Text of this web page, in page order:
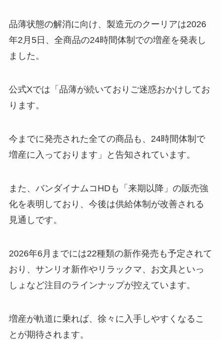
品薄状態の解消に向け、製造元のクーリアは2026
年2月5日、全商品の24時間体制での増産を発表し
ました。
公式Xでは「品薄が続いておりご迷惑おかけしてお
ります。
今までに発売された全ての商品も、24時間体制で
増産に入っております」と告知されています。
また、バンダイナムコHDも「来期以降」の販売強
化を表明しており、今後は供給体制が改善される
見通しです。
2026年6月までには22種類の新作発売も予定されて
おり、サンリオ新作やリラックマ、お文具といっ
しょなど注目のラインナップが控えています。
増産が軌道に乗れば、徐々に入手しやすくなるこ
とが期待されます。